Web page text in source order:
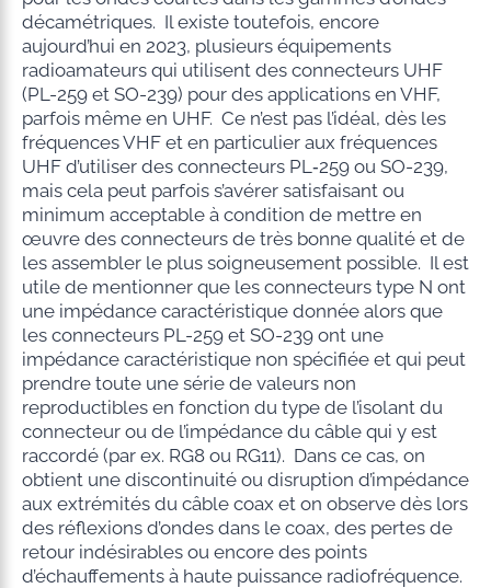
décamétriques. Il existe toutefois, encore
aujourd’hui en 2023, plusieurs équipements
radioamateurs qui utilisent des connecteurs UHF
(PL-259 et SO-239) pour des applications en VHF,
parfois même en UHF. Ce n’est pas l’idéal, dès les
fréquences VHF et en particulier aux fréquences
UHF d’utiliser des connecteurs PL‑259 ou SO-239,
mais cela peut parfois s’avérer satisfaisant ou
minimum acceptable à condition de mettre en
œuvre des connecteurs de très bonne qualité et de
les assembler le plus soigneusement possible. Il est
utile de mentionner que les connecteurs type N ont
une impédance caractéristique donnée alors que
les connecteurs PL-259 et SO-239 ont une
impédance caractéristique non spécifiée et qui peut
prendre toute une série de valeurs non
reproductibles en fonction du type de l’isolant du
connecteur ou de l’impédance du câble qui y est
raccordé (par ex. RG8 ou RG11). Dans ce cas, on
obtient une discontinuité ou disruption d’impédance
aux extrémités du câble coax et on observe dès lors
des réflexions d’ondes dans le coax, des pertes de
retour indésirables ou encore des points
d’échauffements à haute puissance radiofréquence.